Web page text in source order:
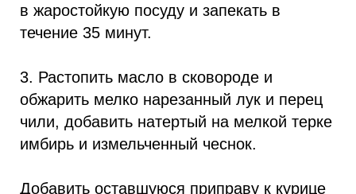
в жаростойкую посуду и запекать в
течение 35 минут.
3. Растопить масло в сковороде и
обжарить мелко нарезанный лук и перец
чили, добавить натертый на мелкой терке
имбирь и измельченный чеснок.
Добавить оставшуюся приправу к курице